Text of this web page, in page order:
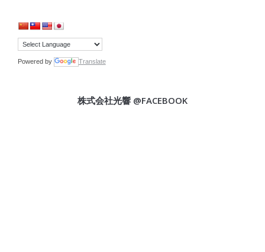
Powered by Translate
株式会社光響 @FACEBOOK